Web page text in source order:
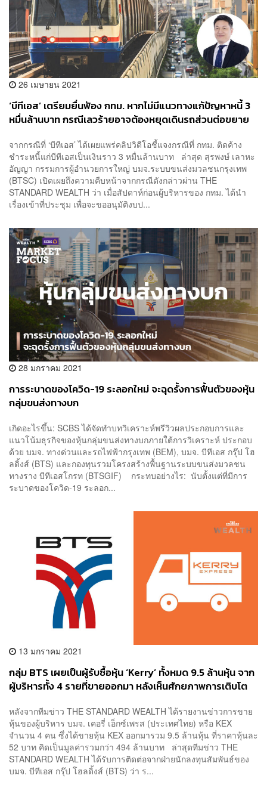
26 เมษายน 2021
‘บีทีเอส’ เตรียมยื่นฟ้อง กทม. หากไม่มีแนวทางแก้ปัญหาหนี้ 3
หมื่นล้านบาท กรณีเลวร้ายอาจต้องหยุดเดินรถส่วนต่อขยาย
จากกรณีที่ ‘บีทีเอส’ ได้เผยแพร่คลิปวิดีโอชี้แจงกรณีที่ กทม. ติดค้าง
ชำระหนี้แก่บีทีเอสเป็นเงินราว 3 หมื่นล้านบาท ล่าสุด สุรพงษ์ เลาหะ
อัญญา กรรมการผู้อำนวยการใหญ่ บมจ.ระบบขนส่งมวลชนกรุงเทพ
(BTSC) เปิดเผยถึงความคืบหน้าจากกรณีดังกล่าวผ่าน THE
STANDARD WEALTH ว่า เมื่อสัปดาห์ก่อนผู้บริหารของ กทม. ได้นำ
เรื่องเข้าที่ประชุม เพื่อจะขออนุมัติงบป...
28 มกราคม 2021
การระบาดของโควิด-19 ระลอกใหม่ จะฉุดรั้งการฟื้นตัวของหุ้น
กลุ่มขนส่งทางบก
เกิดอะไรขึ้น: SCBS ได้จัดทำบทวิเคราะห์พรีวิวผลประกอบการและ
แนวโน้มธุรกิจของหุ้นกลุ่มขนส่งทางบกภายใต้การวิเคราะห์ ประกอบ
ด้วย บมจ. ทางด่วนและรถไฟฟ้ากรุงเทพ (BEM), บมจ. บีทีเอส กรุ๊ป โฮ
ลดิ้งส์ (BTS) และกองทุนรวมโครงสร้างพื้นฐานระบบขนส่งมวลชน
ทางราง บีทีเอสโกรท (BTSGIF) กระทบอย่างไร: นับตั้งแต่ที่มีการ
ระบาดของโควิด-19 ระลอก...
13 มกราคม 2021
กลุ่ม BTS เผยเป็นผู้รับซื้อหุ้น ‘Kerry’ ทั้งหมด 9.5 ล้านหุ้น จาก
ผู้บริหารทั้ง 4 รายที่ขายออกมา หลังเห็นศักยภาพการเติบโต
หลังจากทีมข่าว THE STANDARD WEALTH ได้รายงานข่าวการขาย
หุ้นของผู้บริหาร บมจ. เคอรี่ เอ็กซ์เพรส (ประเทศไทย) หรือ KEX
จำนวน 4 คน ซึ่งได้ขายหุ้น KEX ออกมารวม 9.5 ล้านหุ้น ที่ราคาหุ้นละ
52 บาท คิดเป็นมูลค่ารวมกว่า 494 ล้านบาท ล่าสุดทีมข่าว THE
STANDARD WEALTH ได้รับการติดต่อจากฝ่ายนักลงทุนสัมพันธ์ของ
บมจ. บีทีเอส กรุ๊ป โฮลดิ้งส์ (BTS) ว่า ร...